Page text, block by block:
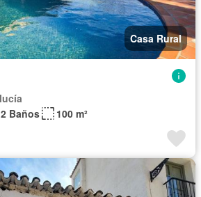
Casa Rural
2 Baños 100 m²